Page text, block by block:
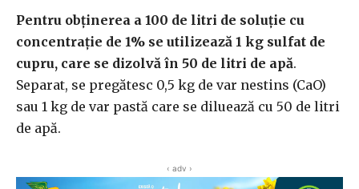
Pentru obţinerea a 100 de litri de soluţie cu
concentraţie de 1% se utilizează 1 kg sulfat de
cupru, care se dizolvă în 50 de litri de apă.
Separat, se pregătesc 0,5 kg de var nestins (CaO)
sau 1 kg de var pastă care se diluează cu 50 de litri
de apă.
‹ adv ›